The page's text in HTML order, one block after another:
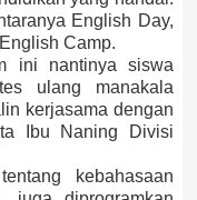
English Day,
Camp.
ini nantinya siswa
ulang manakala
kerjasama dengan
Ibu Naning Divisi
kebahasaan